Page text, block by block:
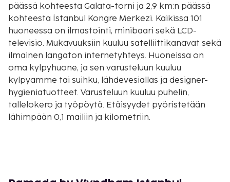
päässä kohteesta Galata-torni ja 2,9 km:n päässä
kohteesta İstanbul Kongre Merkezi. Kaikissa 101
huoneessa on ilmastointi, minibaari sekä LCD-
televisio. Mukavuuksiin kuuluu satelliittikanavat sekä
ilmainen langaton internetyhteys. Huoneissa on
oma kylpyhuone, ja sen varusteluun kuuluu
kylpyamme tai suihku, lähdevesiallas ja designer-
hygieniatuotteet. Varusteluun kuuluu puhelin,
tallelokero ja työpöytä. Etäisyydet pyöristetään
lähimpään 0,1 mailiin ja kilometriin.